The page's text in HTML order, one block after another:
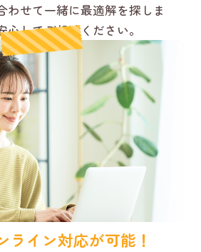
わせて一緒に最適解を探しま
してご相談ください。
ライン対応が可能！